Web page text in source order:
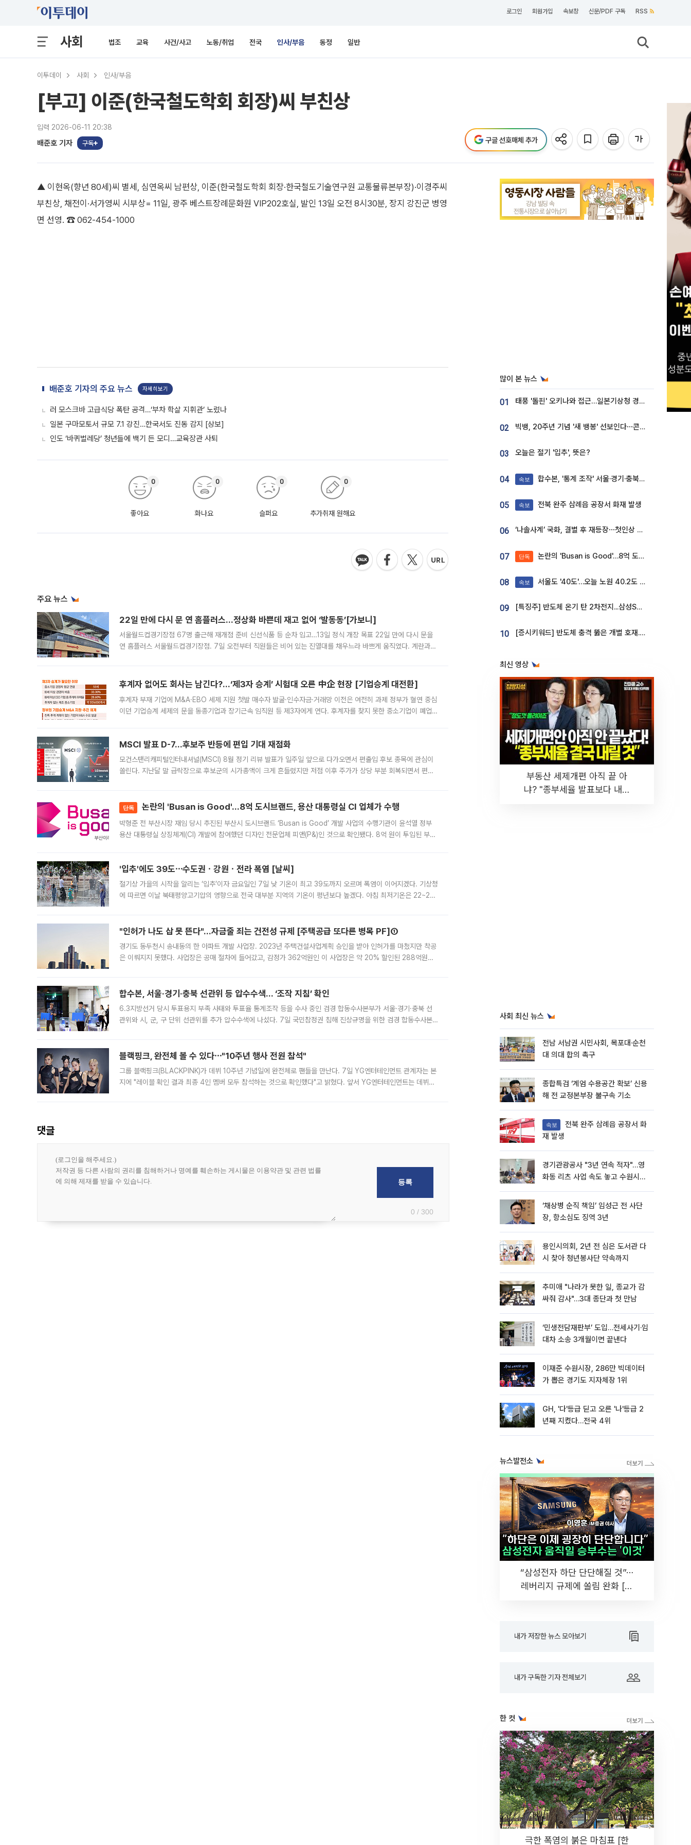
로그인 회원가입 속보창 신문/PDF 구독 RSS
사회 법조 교육 사건/사고 노동/취업 전국 인사/부음 동정 일반
이투데이 사회 인사/부음
[부고] 이준(한국철도학회 회장)씨 부친상
입력 2026-06-11 20:38
배준호 기자 구독 구글 선호매체 추가
▲ 이현옥(향년 80세)씨 별세, 심연옥씨 남편상, 이준(한국철도학회 회장·한국철도기술연구원 교통물류본부장)·이경주씨
부친상, 채전이·서가영씨 시부상= 11일, 광주 베스트장례문화원 VIP202호실, 발인 13일 오전 8시30분, 장지 강진군 병영
면 선영. ☎ 062-454-1000
배준호 기자의 주요 뉴스 자세히보기
러 모스크바 고급식당 폭탄 공격…‘부차 학살 지휘관’ 노렸나
일본 구마모토서 규모 7.1 강진…한국서도 진동 감지 [상보]
인도 ‘바퀴벌레당’ 청년들에 백기 든 모디…교육장관 사퇴
좋아요
0
화나요
0
슬퍼요
0
추가취재 원해요
0
주요 뉴스
22일 만에 다시 문 연 홈플러스…정상화 바쁜데 재고 없어 ‘발동동’[가보니]
서울월드컵경기장점 67명 출근해 재개점 준비 신선식품 등 순차 입고…13일 정식 개장 목표 22일 만에 다시 문을
연 홈플러스 서울월드컵경기장점. 7일 오전부터 직원들은 비어 있는 진열대를 채우느라 바쁘게 움직였다. 계란과
후계자 없어도 회사는 남긴다?…‘제3자 승계’ 시험대 오른 中企 현장 [기업승계 대전환]
후계자 부재 기업에 M&A·EBO 세제 지원 첫발 매수자 발굴·인수자금·거래망 이전은 여전히 과제 정부가 혈연 중심
이던 기업승계 세제의 문을 동종기업과 장기근속 임직원 등 제3자에게 연다. 후계자를 찾지 못한 중소기업이 폐업
MSCI 발표 D-7…후보주 반등에 편입 기대 재점화
모건스탠리캐피털인터내셔널(MSCI) 8월 정기 리뷰 발표가 일주일 앞으로 다가오면서 편출입 후보 종목에 관심이
쏠린다. 지난달 말 급락장으로 후보군의 시가총액이 크게 흔들렸지만 저점 이후 주가가 상당 부분 회복되면서 편입
단독 논란의 'Busan is Good'…8억 도시브랜드, 용산 대통령실 CI 업체가 수행
박형준 전 부산시장 재임 당시 추진된 부산시 도시브랜드 ‘Busan is Good’ 개발 사업의 수행기관이 윤석열 정부
용산 대통령실 상징체계(CI) 개발에 참여했던 디자인 전문업체 피앤(P&)인 것으로 확인됐다. 8억 원이 투입된 부산
'입추'에도 39도⋯수도권ㆍ강원ㆍ전라 폭염 [날씨]
절기상 가을의 시작을 알리는 ‘입추’이자 금요일인 7일 낮 기온이 최고 39도까지 오르며 폭염이 이어지겠다. 기상청
에 따르면 이날 북태평양고기압의 영향으로 전국 대부분 지역의 기온이 평년보다 높겠다. 아침 최저기온은 22~27
"인허가 나도 삽 못 뜬다"…자금줄 죄는 건전성 규제 [주택공급 또다른 병목 PF]①
경기도 동두천시 송내동의 한 아파트 개발 사업장. 2023년 주택건설사업계획 승인을 받아 인허가를 마쳤지만 착공
은 이뤄지지 못했다. 사업장은 공매 절차에 들어갔고, 감정가 362억원인 이 사업장은 약 20% 할인된 288억원에
합수본, 서울·경기·충북 선관위 등 압수수색… ‘조작 지침’ 확인
6.3지방선거 당시 투표용지 부족 사태와 투표율 통계조작 등을 수사 중인 검경 합동수사본부가 서울·경기·충북 선
관위와 시, 군, 구 단위 선관위를 추가 압수수색에 나섰다. 7일 국민참정권 침해 진상규명을 위한 검경 합동수사본
블랙핑크, 완전체 볼 수 있다⋯"10주년 행사 전원 참석"
그룹 블랙핑크(BLACKPINK)가 데뷔 10주년 기념일에 완전체로 팬들을 만난다. 7일 YG엔터테인먼트 관계자는 본
지에 "레이블 확인 결과 최종 4인 멤버 모두 참석하는 것으로 확인했다"고 밝혔다. 앞서 YG엔터테인먼트는 데뷔
댓글
0 / 300
많이 본 뉴스
01 태풍 '돌핀' 오키나와 접근…일본기상청 경로 업데이트
02 빅뱅, 20주년 기념 '새 뱅봉' 선보인다⋯콘서트 앞두고 팝업 개최
03 오늘은 절기 '입추', 뜻은?
04 속보 합수본, '통계 조작' 서울·경기·충북 선관위 등 추가 압수수색
05 속보 전북 완주 삼례읍 공장서 화재 발생
06 ‘나솔사계’ 국화, 결별 후 재등장⋯첫인상 투표 휩쓸고 ‘인기녀’ 등극
07 단독 논란의 'Busan is Good'…8억 도시브랜드, 용산 대통령실 CI 업체가 수행
08 속보 서울도 '40도'…오늘 노원 40.2도 기록
09 [특징주] 반도체 온기 탄 2차전지...삼성SDI, 장 초반 7% 넘게 껑충
10 [증시키워드] 반도체 충격 뚫은 개별 호재...포스코퓨처엠·에코프로·한화솔루션 '눈길'
최신 영상
부동산 세제개편 아직 끝 아
냐? "종부세율 발표보다 내릴
사회 최신 뉴스
전남 서남권 시민사회, 목포대·순천
대 의대 합의 촉구
종합특검 ‘계엄 수용공간 확보’ 신용
해 전 교정본부장 불구속 기소
속보
재 발생
경기관광공사 "3년 연속 적자"…영
화동 리츠 사업 속도 놓고 수원시와
‘채상병 순직 책임’ 임성근 전 사단
장, 항소심도 징역 3년
용인시의회, 2년 전 심은 도서관 다
시 찾아 청년봉사단 약속까지
추미애 "나라가 못한 일, 종교가 감
싸줘 감사"…3대 종단과 첫 만남
‘민생전담재판부’ 도입…전세사기·임
대차 소송 3개월이면 끝낸다
이재준 수원시장, 286만 빅데이터
가 뽑은 경기도 지자체장 1위
GH, '다'등급 딛고 오른 '나'등급 2
년째 지켰다…전국 4위
뉴스발전소
“삼성전자 하단 단단해질 것”⋯
레버리지 규제에 쏠림 완화 [찐
내가 저장한 뉴스 모아보기
내가 구독한 기자 전체보기
한 컷
극한 폭염의 붉은 마침표 [한